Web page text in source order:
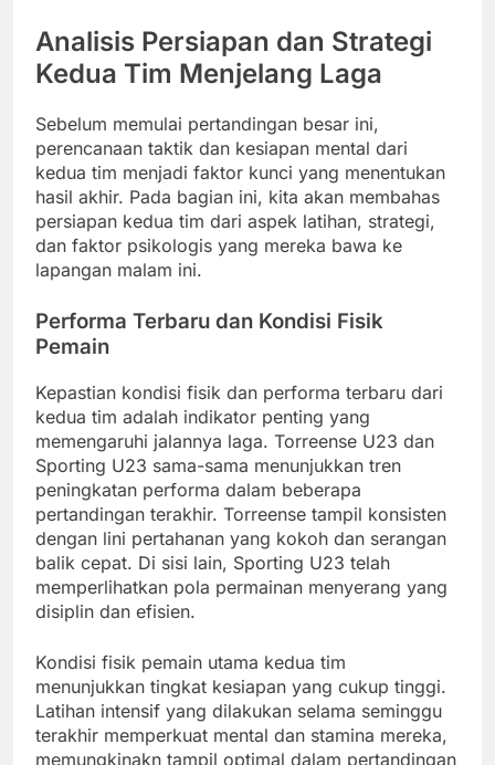
Analisis Persiapan dan Strategi
Kedua Tim Menjelang Laga
Sebelum memulai pertandingan besar ini,
perencanaan taktik dan kesiapan mental dari
kedua tim menjadi faktor kunci yang menentukan
hasil akhir. Pada bagian ini, kita akan membahas
persiapan kedua tim dari aspek latihan, strategi,
dan faktor psikologis yang mereka bawa ke
lapangan malam ini.
Performa Terbaru dan Kondisi Fisik
Pemain
Kepastian kondisi fisik dan performa terbaru dari
kedua tim adalah indikator penting yang
memengaruhi jalannya laga. Torreense U23 dan
Sporting U23 sama-sama menunjukkan tren
peningkatan performa dalam beberapa
pertandingan terakhir. Torreense tampil konsisten
dengan lini pertahanan yang kokoh dan serangan
balik cepat. Di sisi lain, Sporting U23 telah
memperlihatkan pola permainan menyerang yang
disiplin dan efisien.
Kondisi fisik pemain utama kedua tim
menunjukkan tingkat kesiapan yang cukup tinggi.
Latihan intensif yang dilakukan selama seminggu
terakhir memperkuat mental dan stamina mereka,
memungkinakn tampil optimal dalam pertandingan